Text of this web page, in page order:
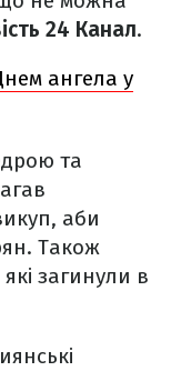
24 Канал.
ангела у
та
аби
Також
загинули в